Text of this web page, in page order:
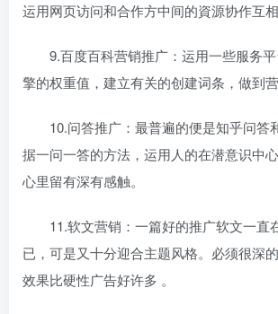
运用网页访问和合作方中间的資源协作互相
9.百度百科营销推广：运用一些服务平
擎的权重值，建立有关的创建词条，做到营
10.问答推广：最普遍的便是知乎问答
据一问一答的方法，运用人的在潜意识中
心里留有深有感触。
11.软文营销：一篇好的推广软文一直
已，可是又十分迎合主题风格。必须很深
效果比硬性广告好许多 。